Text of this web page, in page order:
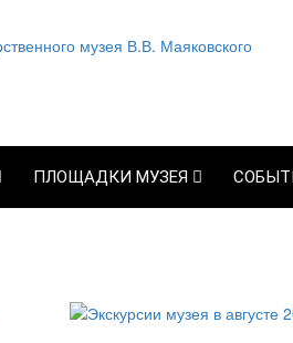
ПЛОЩАДКИ МУЗЕЯ